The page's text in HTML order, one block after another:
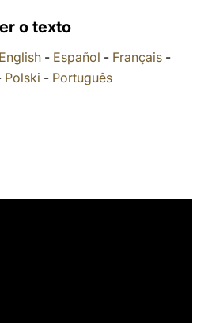
o texto
English- Español - Français-
Polski - Português